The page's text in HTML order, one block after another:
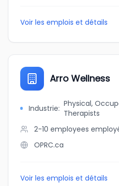
Voir les emplois et détails
Arro Wellness
Industrie: Physical,
Therapists
2-10 employees
OPRC.ca
Voir les emplois et détails